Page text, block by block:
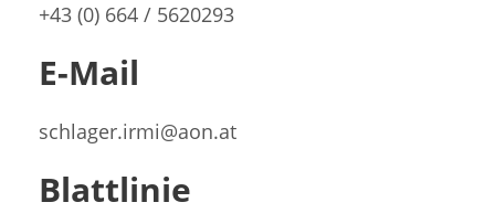
+43 (0) 664 / 5620293
E-Mail
schlager.irmi@aon.at
Blattlinie